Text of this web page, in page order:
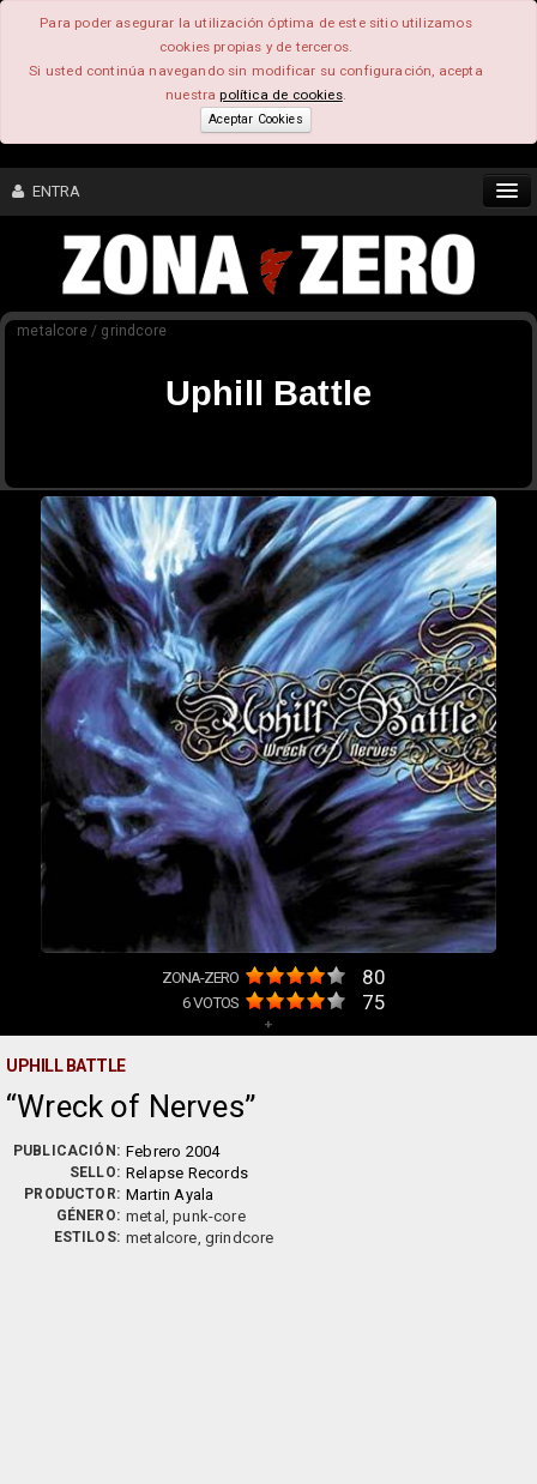
Para poder asegurar la utilización óptima de este sitio utilizamos
cookies propias y de terceros.
Si usted continúa navegando sin modificar su configuración, acepta
nuestrapolítica de cookies.
Aceptar Cookies
ENTRA
CONTENIDO
COMUNIDAD
metalcore / grindcore
Uphill Battle
ZONA-ZERO 80
6VOTOS 75
+
UPHILL BATTLE
Wreck of Nerves
PUBLICACIÓN: Febrero 2004
SELLO: Relapse Records
PRODUCTOR: Martin Ayala
GÉNERO: metal, punk-core
ESTILOS: metalcore, grindcore